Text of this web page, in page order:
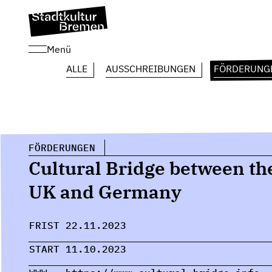
Menü
ALLE AUSSCHREIBUNGEN
FÖRDERUNGEN
Cultural Bridge between
UK and Germany
FRIST 22.11.2023
START 11.10.2023